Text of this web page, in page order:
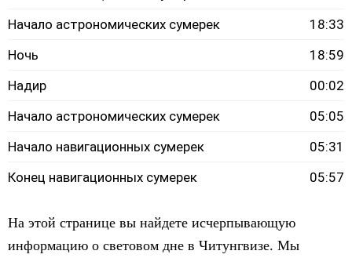
Начало астрономических сумерек
18:33
Ночь
18:59
Надир
00:02
Начало астрономических сумерек
05:05
Начало навигационных сумерек
05:31
Конец навигационных сумерек
05:57
На этой странице вы найдете исчерпывающую
информацию о световом дне в Читунгвизе. Мы